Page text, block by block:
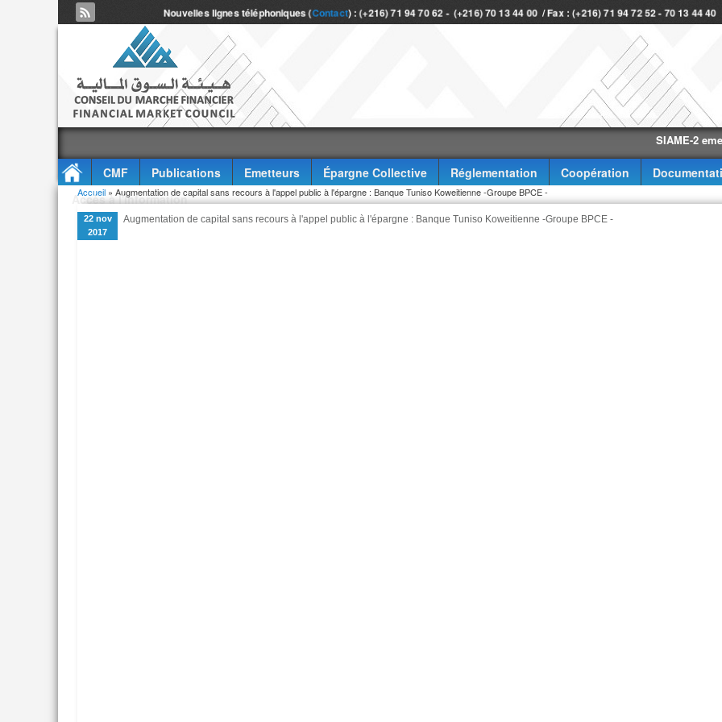
Nouvelles lignes téléphoniques (Contact) : (+216) 71 94 70 62 - (+216) 70 13 44 00 / Fax : (+216) 71 94 72 52 - 70 13 44 40
SIAME-2 eme
CMF Publications Emetteurs Épargne Collective Réglementation Coopération
Accès à l'information
Vous êtes ici
Accueil » Augmentation de capital sans recours à l'appel public à l'épargne : Banque Tuniso Koweitienne -Groupe BPCE -
22 nov
2017
Augmentation de capital sans recours à l'appel public à l'épargne : Banque Tuniso Koweitienne -Groupe BPCE -